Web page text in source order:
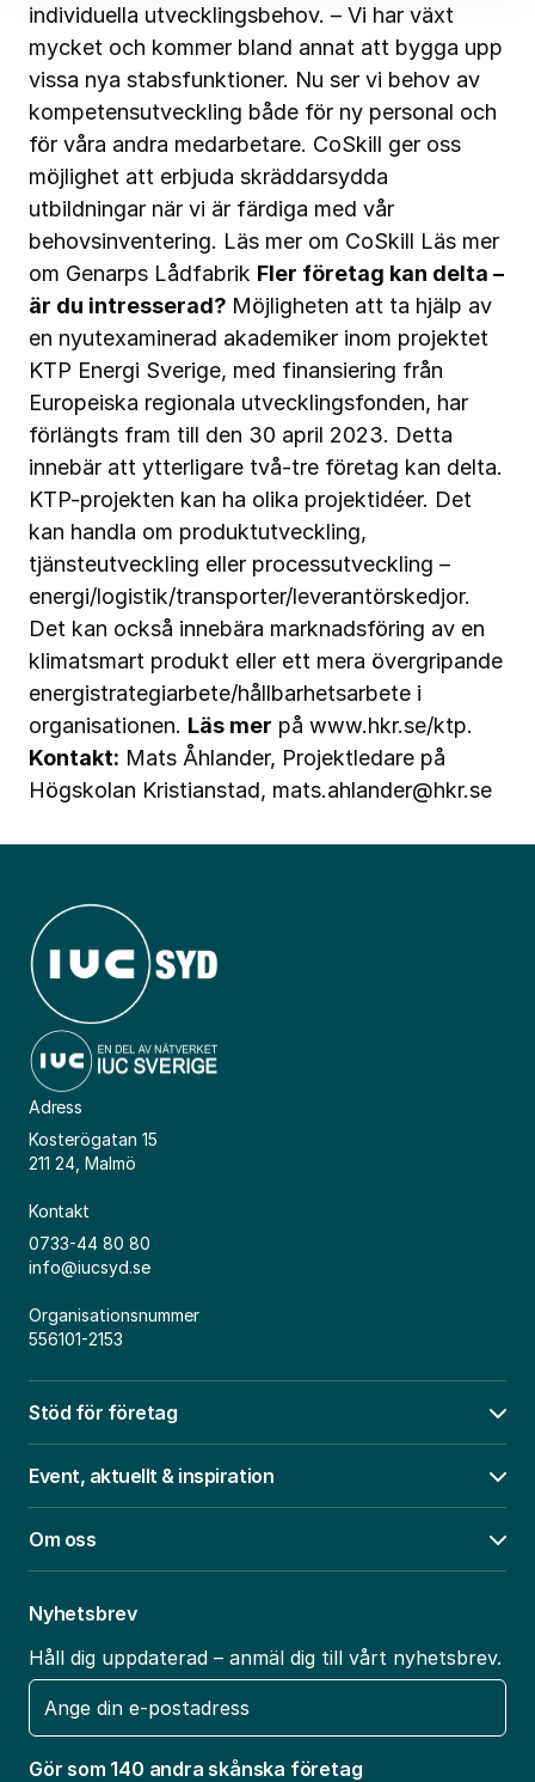
individuella utvecklingsbehov. – Vi har växt
mycket och kommer bland annat att bygga upp
vissa nya stabsfunktioner. Nu ser vi behov av
kompetensutveckling både för ny personal och
för våra andra medarbetare. CoSkill ger oss
möjlighet att erbjuda skräddarsydda
utbildningar när vi är färdiga med vår
behovsinventering. Läs mer om CoSkill Läs mer
om Genarps Lådfabrik Fler företag kan delta –
är du intresserad? Möjligheten att ta hjälp av
en nyutexaminerad akademiker inom projektet
KTP Energi Sverige, med finansiering från
Europeiska regionala utvecklingsfonden, har
förlängts fram till den 30 april 2023. Detta
innebär att ytterligare två-tre företag kan delta.
KTP-projekten kan ha olika projektidéer. Det
kan handla om produktutveckling,
tjänsteutveckling eller processutveckling –
energi/logistik/transporter/leverantörskedjor.
Det kan också innebära marknadsföring av en
klimatsmart produkt eller ett mera övergripande
energistrategiarbete/hållbarhetsarbete i
organisationen. Läs mer på www.hkr.se/ktp.
Kontakt: Mats Åhlander, Projektledare på
Högskolan Kristianstad, mats.ahlander@hkr.se
Adress
Kosterögatan 15
211 24, Malmö
Kontakt
0733-44 80 80
info@iucsyd.se
Organisationsnummer
556101-2153
Stöd för företag
Event, aktuellt & inspiration
Om oss
Nyhetsbrev
Håll dig uppdaterad – anmäl dig till vårt nyhetsbrev.
E-
post
Gör som 140 andra skånska företag